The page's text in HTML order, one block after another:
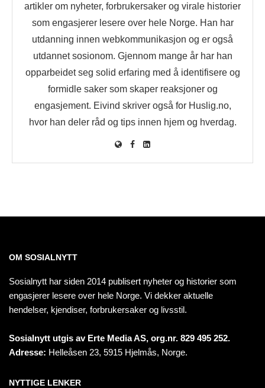
artikler om nyheter, forbrukersaker og virale historier
som engasjerer lesere over hele Norge. Han har
utdanning innen webkommunikasjon og er også
utdannet sosionom. Gjennom mange år har han
opparbeidet seg solid erfaring med å identifisere og
formidle saker som skaper reaksjoner og
engasjement. Eivind skriver også for Huslig.no,
hvor han deler råd og tips innen hjem og hverdag.
OM SOSIALNYTT
Sosialnytt har siden 2014 publisert nyheter og historier som
engasjerer lesere over hele Norge. Vi dekker aktuelle
hendelser, kjendiser, forbrukersaker og livsstil.
Sosialnytt utgis av Erte Media AS, org.nr. 829 495 252.
Adresse: Helleåsen 23, 5915 Hjelmås, Norge.
NYTTIGE LENKER